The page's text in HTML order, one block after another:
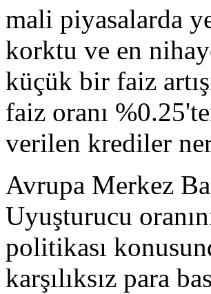
mali piyasalarda
korktu ve en
küçük bir faiz
faiz oranı
verilen krediler
Avrupa Merkez
Uyuşturucu
politikası
karşılıksız para